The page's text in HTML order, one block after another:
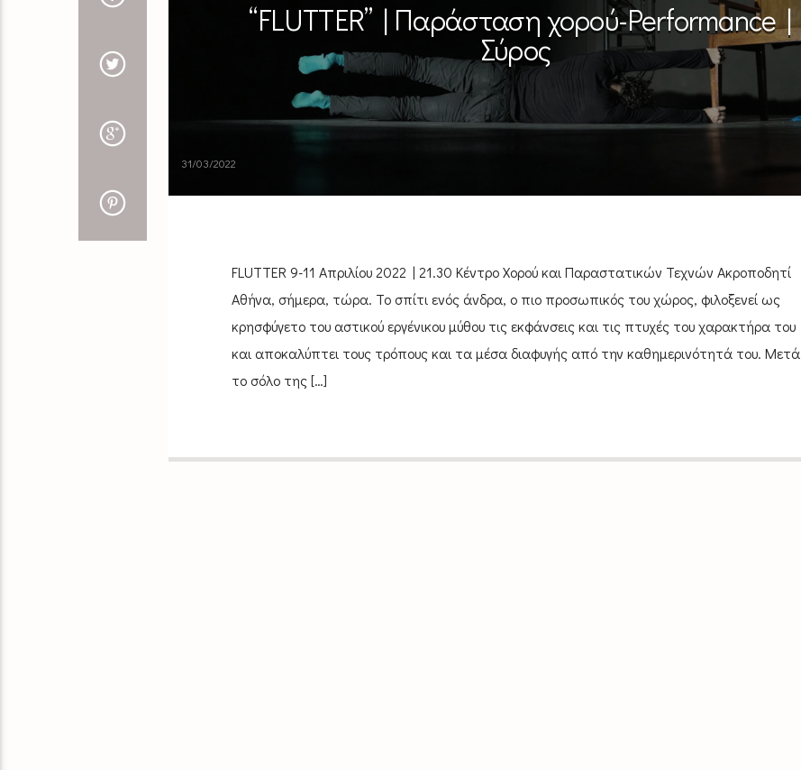
“FLUTTER” | Παράσταση χορού-Performance |
Σύρος
31/03/2022
FLUTTER 9-11 Απριλίου 2022 | 21.30 Κέντρο Χορού και Παραστατικών Τεχνών Ακροποδητί
Αθήνα, σήμερα, τώρα. Το σπίτι ενός άνδρα, ο πιο προσωπικός του χώρος, φιλοξενεί ως
κρησφύγετο του αστικού εργένικου μύθου τις εκφάνσεις και τις πτυχές του χαρακτήρα του
και αποκαλύπτει τους τρόπους και τα μέσα διαφυγής από την καθημερινότητά του. Μετά
το σόλο της […]